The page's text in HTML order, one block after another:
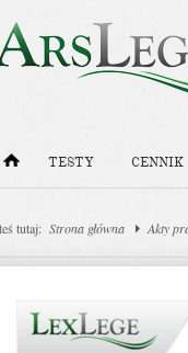
TESTY CENNIK
tutaj: Strona główna Akty